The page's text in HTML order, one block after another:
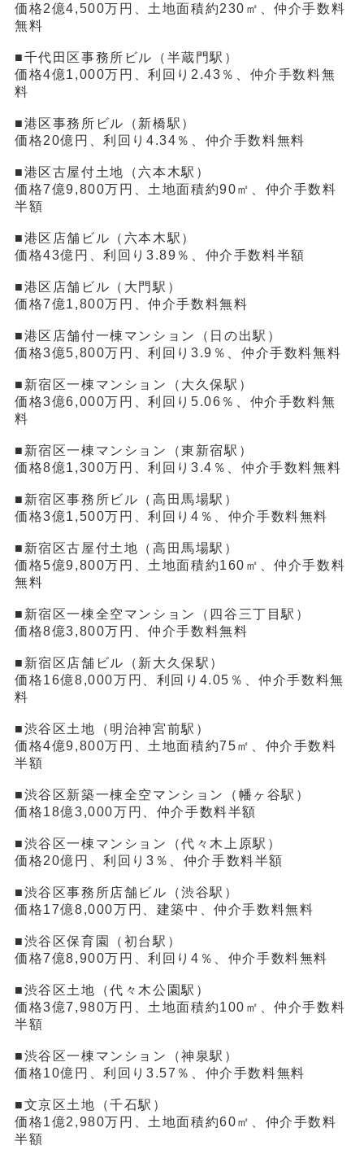
価格2億4,500万円、土地面積約230㎡、仲介手数料
無料
■千代田区事務所ビル（半蔵門駅）
価格4億1,000万円、利回り2.43％、仲介手数料無
料
■港区事務所ビル（新橋駅）
価格20億円、利回り4.34％、仲介手数料無料
■港区古屋付土地（六本木駅）
価格7億9,800万円、土地面積約90㎡、仲介手数料
半額
■港区店舗ビル（六本木駅）
価格43億円、利回り3.89％、仲介手数料半額
■港区店舗ビル（大門駅）
価格7億1,800万円、仲介手数料無料
■港区店舗付一棟マンション（日の出駅）
価格3億5,800万円、利回り3.9％、仲介手数料無料
■新宿区一棟マンション（大久保駅）
価格3億6,000万円、利回り5.06％、仲介手数料無
料
■新宿区一棟マンション（東新宿駅）
価格8億1,300万円、利回り3.4％、仲介手数料無料
■新宿区事務所ビル（高田馬場駅）
価格3億1,500万円、利回り4％、仲介手数料無料
■新宿区古屋付土地（高田馬場駅）
価格5億9,800万円、土地面積約160㎡、仲介手数料
無料
■新宿区一棟全空マンション（四谷三丁目駅）
価格8億3,800万円、仲介手数料無料
■新宿区店舗ビル（新大久保駅）
価格16億8,000万円、利回り4.05％、仲介手数料無
料
■渋谷区土地（明治神宮前駅）
価格4億9,800万円、土地面積約75㎡、仲介手数料
半額
■渋谷区新築一棟全空マンション（幡ヶ谷駅）
価格18億3,000万円、仲介手数料半額
■渋谷区一棟マンション（代々木上原駅）
価格20億円、利回り3％、仲介手数料半額
■渋谷区事務所店舗ビル（渋谷駅）
価格17億8,000万円、建築中、仲介手数料無料
■渋谷区保育園（初台駅）
価格7億8,900万円、利回り4％、仲介手数料無料
■渋谷区土地（代々木公園駅）
価格3億7,980万円、土地面積約100㎡、仲介手数料
半額
■渋谷区一棟マンション（神泉駅）
価格10億円、利回り3.57％、仲介手数料無料
■文京区土地（千石駅）
価格1億2,980万円、土地面積約60㎡、仲介手数料
半額